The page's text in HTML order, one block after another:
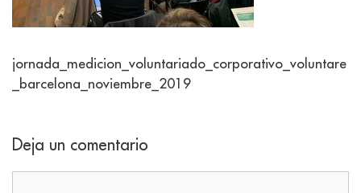
jornada_medicion_voluntariado_corporativo_voluntare
_barcelona_noviembre_2019
Deja un comentario